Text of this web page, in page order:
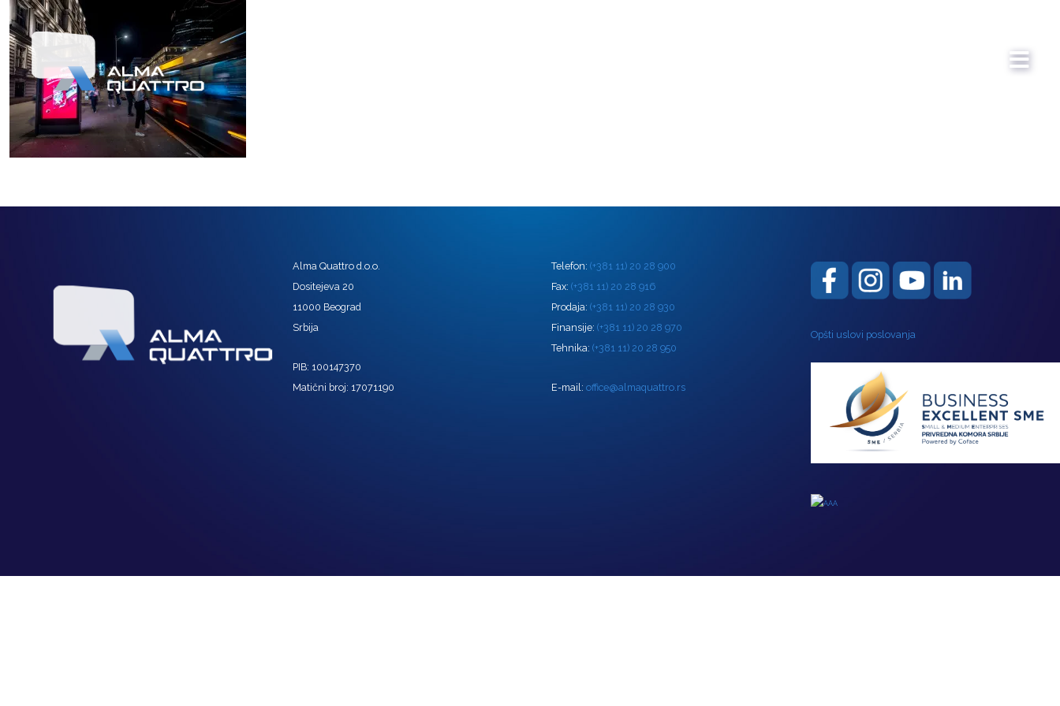
Alma Quattro d.o.o.
Dositejeva 20
11000 Beograd
Srbija
PIB: 100147370
Matični broj: 17071190
Telefon: (+381 11) 20 28 900
Fax: (+381 11) 20 28 916
Prodaja: (+381 11) 20 28 930
Finansije: (+381 11) 20 28 970
Tehnika: (+381 11) 20 28 950
E-mail: office@almaquattro.rs
Opšti uslovi poslovanja